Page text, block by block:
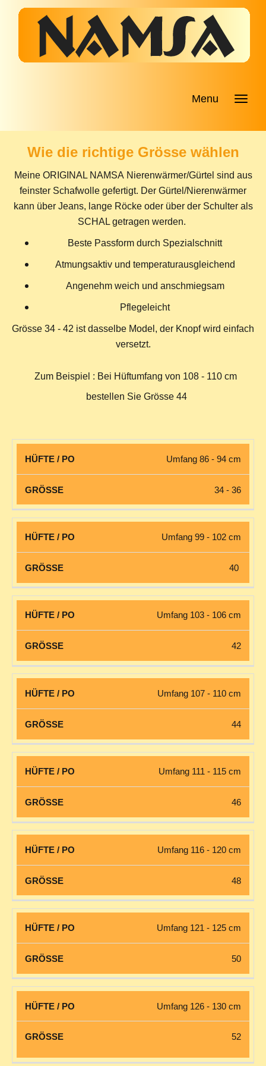
Menu
Wie die richtige Grösse wählen
Meine ORIGINAL NAMSA Nierenwärmer/Gürtel sind aus
feinster Schafwolle gefertigt. Der Gürtel/Nierenwärmer
kann über Jeans, lange Röcke oder über der Schulter als
SCHAL getragen werden.
Beste Passform durch Spezialschnitt
Atmungsaktiv und temperaturausgleichend
Angenehm weich und anschmiegsam
Pflegeleicht
Grösse 34 - 42 ist dasselbe Model, der Knopf wird einfach
versetzt.
Zum Beispiel : Bei Hüftumfang von 108 - 110 cm
bestellen Sie Grösse 44
HÜFTE
Umfang 86 - 94 cm
34 - 36
Umfang 99 - 102 cm
40
Umfang 103 - 106 cm
42
Umfang 107 - 110 cm
44
Umfang 111 - 115 cm
46
Umfang 116 - 120 cm
48
Umfang 121 - 125 cm
50
Umfang 126 - 130 cm
52